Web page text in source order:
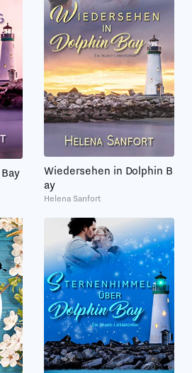
Wiedersehen in Dolphin B
ay
Helena Sanfort